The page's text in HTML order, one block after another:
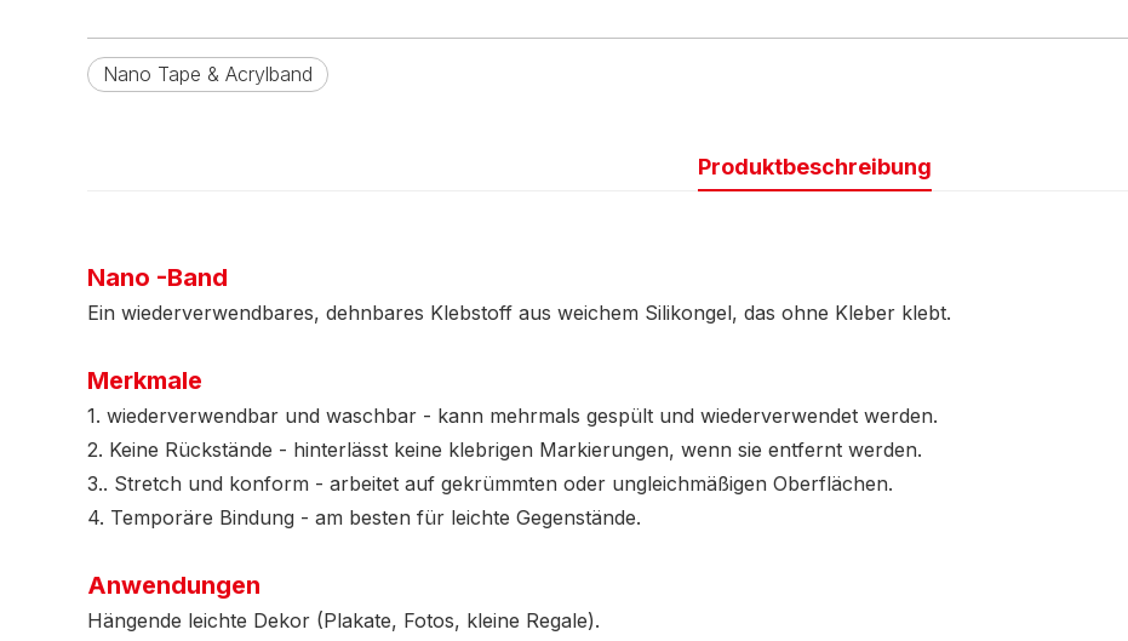
Nano Tape & Acrylband
Produktbeschreibung
Nano -Band
Ein wiederverwendbares, dehnbares Klebstoff aus weichem Silikongel, das ohne Kleber klebt.
Merkmale
1. wiederverwendbar und waschbar - kann mehrmals gespült und wiederverwendet werden.
2. Keine Rückstände - hinterlässt keine klebrigen Markierungen, wenn sie entfernt werden.
3.. Stretch und konform - arbeitet auf gekrümmten oder ungleichmäßigen Oberflächen.
4. Temporäre Bindung - am besten für leichte Gegenstände.
Anwendungen
Hängende leichte Dekor (Plakate, Fotos, kleine Regale).